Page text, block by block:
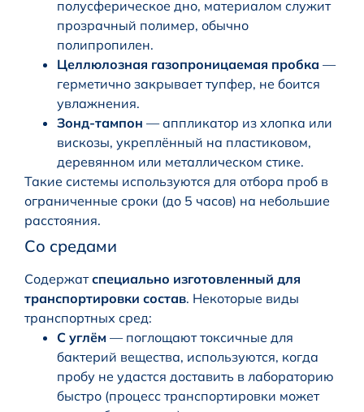
полусферическое дно, материалом служит
прозрачный полимер, обычно
полипропилен.
Целлюлозная газопроницаемая пробка —
герметично закрывает тупфер, не боится
увлажнения.
Зонд-тампон — аппликатор из хлопка или
вискозы, укреплённый на пластиковом,
деревянном или металлическом стике.
Такие системы используются для отбора проб в
ограниченные сроки (до 5 часов) на небольшие
расстояния.
Со средами
Содержатспециально изготовленный для
транспортировки состав. Некоторые виды
транспортных сред:
С углём — поглощают токсичные для
бактерий вещества, используются, когда
пробу не удастся доставить в лабораторию
быстро (процесс транспортировки может